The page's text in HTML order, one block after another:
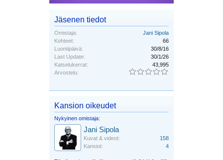
Jäsenen tiedot
Omistaja:
Jani Sipola
Kohteet:
66
Luontipäivä:
30/8/16
Last Update:
30/1/26
Katselukerrat:
43,995
Arvostelu:
Kansion oikeudet
Nykyinen omistaja:
Jani Sipola
Kuvat & videot:
158
Kansiot:
4